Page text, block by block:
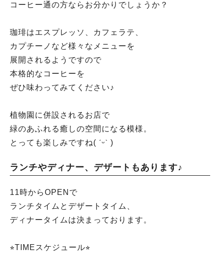
コーヒー通の方ならお分かりでしょうか？
珈琲はエスプレッソ、カフェラテ、
カプチーノなど様々なメニューを
展開されるようですので
本格的なコーヒーを
ぜひ味わってみてください♪
植物園に併設されるお店で
緑のあふれる癒しの空間になる模様。
とっても楽しみですね( ˊᵕˋ )
ランチやディナー、デザートもあります♪
11時からOPENで
ランチタイムとデザートタイム、
ディナータイムは決まっております。
⭐︎TIMEスケジュール⭐︎